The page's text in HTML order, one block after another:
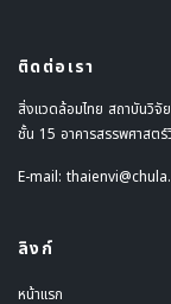
ติดต่อเรา
สิ่งแวดล้อมไทย สถาบันวิ
ชั้น 15 อาคารสรรพศาสต
E-mail:
ลิงก์
หน้าแรก